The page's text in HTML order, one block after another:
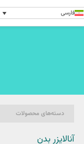
فارسی
دسته‌های محصولات
آنالایزر بدن